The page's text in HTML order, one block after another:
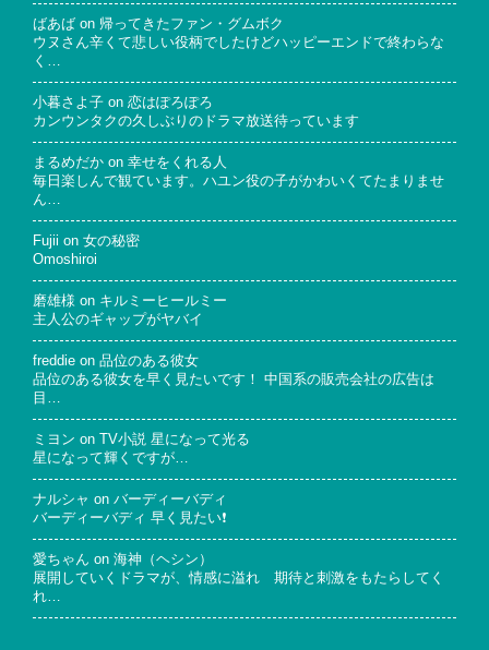
ばあば on 帰ってきたファン・グムボク
ウヌさん辛くて悲しい役柄でしたけどハッピーエンドで終わらな
く…
小暮さよ子 on 恋はぽろぽろ
カンウンタクの久しぶりのドラマ放送待っています
まるめだか on 幸せをくれる人
毎日楽しんで観ています。ハユン役の子がかわいくてたまりませ
ん…
Fujii on 女の秘密
Omoshiroi
磨雄様 on キルミーヒールミー
主人公のギャップがヤバイ
freddie on 品位のある彼女
品位のある彼女を早く見たいです！ 中国系の販売会社の広告は
目…
ミヨン on
TV小説 星になって光る
星になって輝くですが…
ナルシャ on バーディーバディ
バーディーバディ 早く見たい❗
愛ちゃん on 海神（ヘシン）
展開していくドラマが、情感に溢れ 期待と刺激をもたらしてく
れ…